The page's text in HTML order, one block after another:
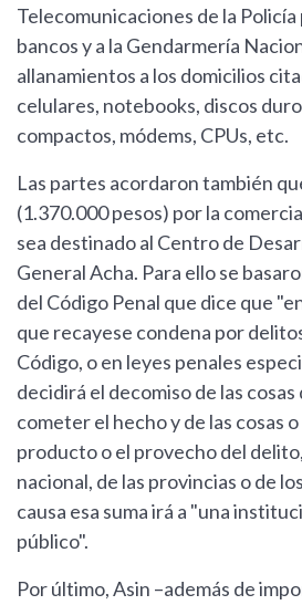
Telecomunicaciones de la Policía
bancos y a la Gendarmería
allanamientos a los domicilios
celulares, notebooks, discos
compactos, módems, CPUs, etc.
Las partes acordaron también
(1.370.000 pesos) por la
sea destinado al Centro de
General Acha. Para ello se
del Código Penal que dice que
que recayese condena por
Código, o en leyes penales
decidirá el decomiso de las
cometer el hecho y de las cosas
producto o el provecho del
nacional, de las provincias o de
causa esa suma irá a "una
público".
Por último, Asin –además de